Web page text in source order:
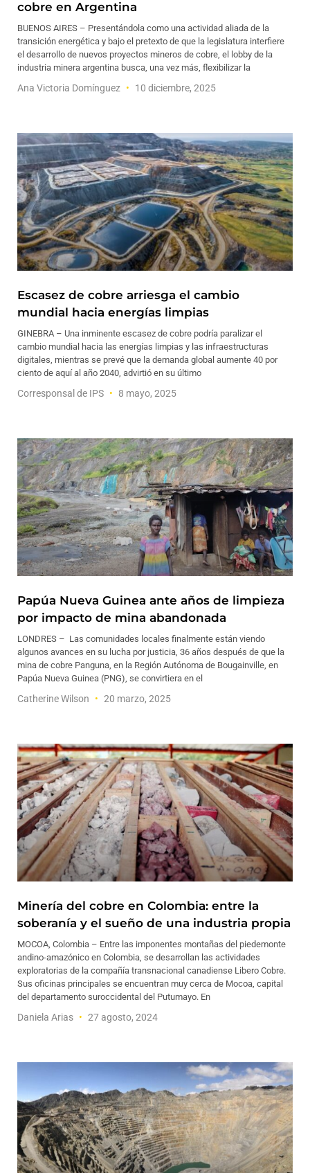
cobre en Argentina
BUENOS AIRES – Presentándola como una actividad aliada de la
transición energética y bajo el pretexto de que la legislatura interfiere
el desarrollo de nuevos proyectos mineros de cobre, el lobby de la
industria minera argentina busca, una vez más, flexibilizar la
Ana Victoria Domínguez 10 diciembre, 2025
Escasez de cobre arriesga el cambio
mundial hacia energías limpias
GINEBRA – Una inminente escasez de cobre podría paralizar el
cambio mundial hacia las energías limpias y las infraestructuras
digitales, mientras se prevé que la demanda global aumente 40 por
ciento de aquí al año 2040, advirtió en su último
Corresponsal de IPS 8 mayo, 2025
Papúa Nueva Guinea ante años de limpieza
por impacto de mina abandonada
LONDRES – Las comunidades locales finalmente están viendo
algunos avances en su lucha por justicia, 36 años después de que la
mina de cobre Panguna, en la Región Autónoma de Bougainville, en
Papúa Nueva Guinea (PNG), se convirtiera en el
Catherine Wilson 20 marzo, 2025
Minería del cobre en Colombia: entre la
soberanía y el sueño de una industria propia
MOCOA, Colombia – Entre las imponentes montañas del piedemonte
andino-amazónico en Colombia, se desarrollan las actividades
exploratorias de la compañía transnacional canadiense Libero Cobre.
Sus oficinas principales se encuentran muy cerca de Mocoa, capital
del departamento suroccidental del Putumayo. En
Daniela Arias 27 agosto, 2024